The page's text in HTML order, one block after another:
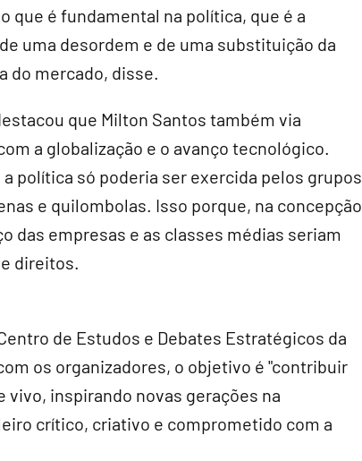
que é fundamental na política, que é a
uma desordem e de uma substituição da
do mercado, disse.
que Milton Santos também via
a globalização e o avanço tecnológico.
política só poderia ser exercida pelos grupos
e quilombolas. Isso porque, na concepção
das empresas e as classes médias seriam
direitos.
de Estudos e Debates Estratégicos da
os organizadores, o objetivo é "contribuir
vivo, inspirando novas gerações na
crítico, criativo e comprometido com a